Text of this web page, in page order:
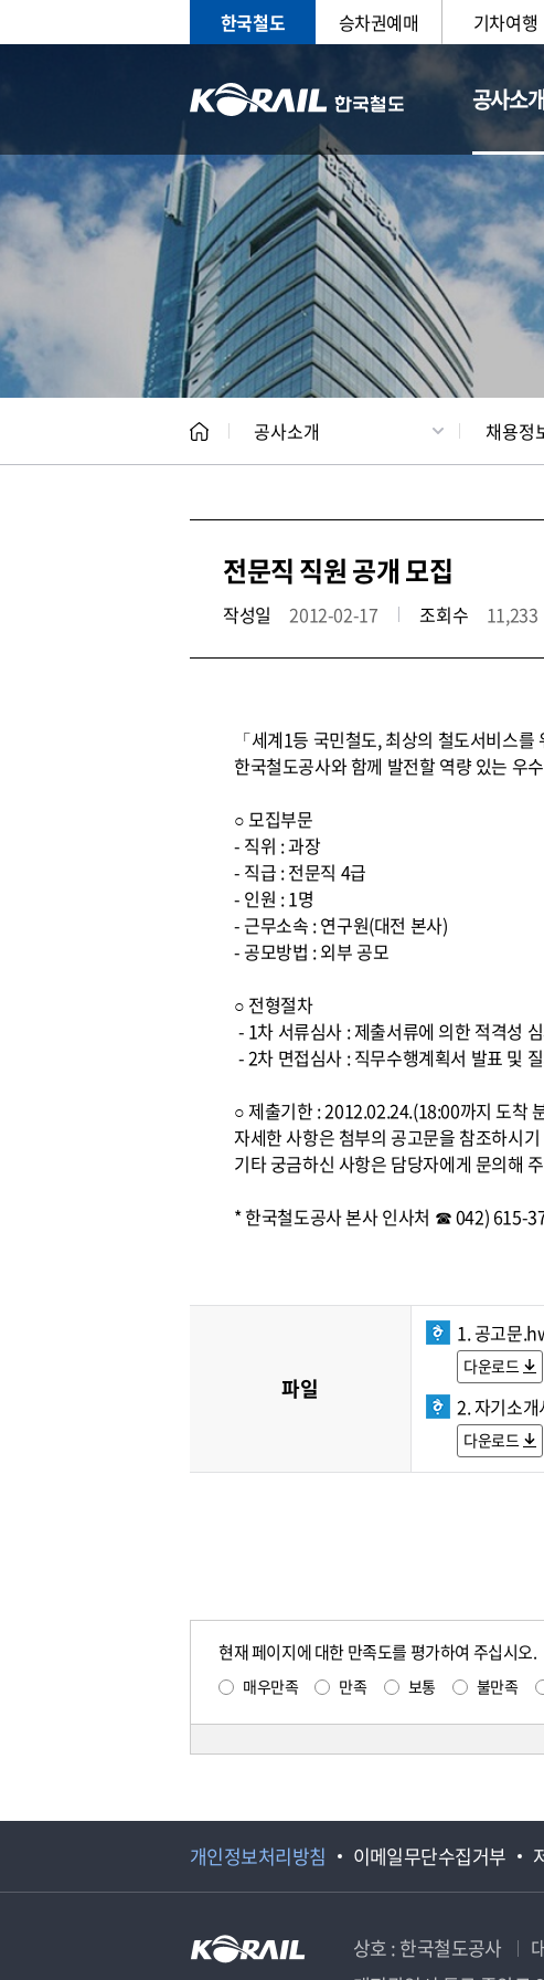
한국철도 승차권예매 기차여행
공사소
CEO 일반현황
공사소개 채용정
전문직 직원 공개 모집
작성일 2012-02-17 조회수 11,233
「세계1등 국민철도, 최상의 철도서비스를
한국철도공사와 함께 발전할 역량 있는 우
○ 모집부문
- 직위 : 과장
- 직급 : 전문직 4급
- 인원 : 1명
- 근무소속 : 연구원(대전 본사)
- 공모방법 : 외부 공모
○ 전형절차
- 1차 서류심사 : 제출서류에 의한 적격성
- 2차 면접심사 : 직무수행계획서 발표 및
○ 제출기한 : 2012.02.24.(18:00까지 도착
자세한 사항은 첨부의 공고문을 참조하시기
기타 궁금하신 사항은 담당자에게 문의해
* 한국철도공사 본사 인사처 ☎ 042) 615-
파일
1. 공고문
다운로드
2. 자기소
다운로드
현재 페이지에 대한 만족도를 평가하여 주십시오.
매우만족 만족 보통 불만족
개인정보처리방침 이메일무단수집거부
상호 : 한국철도공사